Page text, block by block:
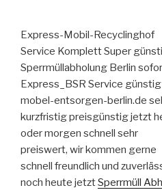
Express-Mobil-Recyclinghof
Service Komplett Super
Sperrmüllabholung Berlin
Express_BSR Service günstig
mobel-entsorgen-berlin.de
kurzfristig preisgünstig jetzt
oder morgen schnell sehr
preiswert, wir kommen gerne
schnell freundlich und
noch heute jetztSperrmüll